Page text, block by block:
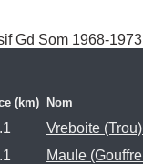
Gd Som 1968-
(km) Nom
Vreboite
Maule